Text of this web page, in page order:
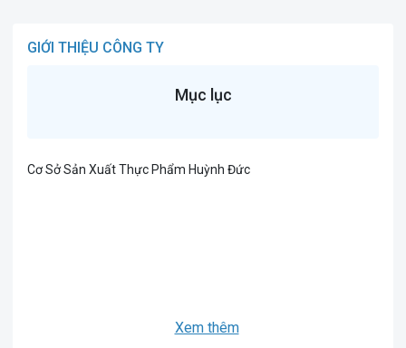
GIỚI THIỆU CÔNG TY
Mục lục
Cơ Sở Sản Xuất Thực Phẩm Huỳnh Đức
Xem thêm